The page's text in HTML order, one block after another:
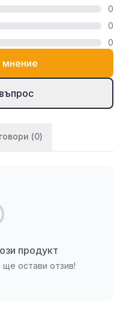
която е
паната частите
Ако ще се монтират
да използвате
тиксото (всяко
каноконлит
0
0
0
(0)
продукт
остави отзив!